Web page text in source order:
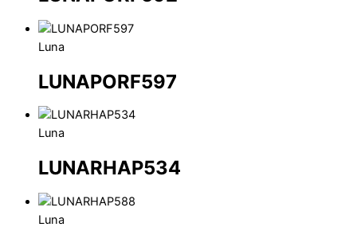
Luna
LUNAPORF597
Luna
LUNARHAP534
Luna